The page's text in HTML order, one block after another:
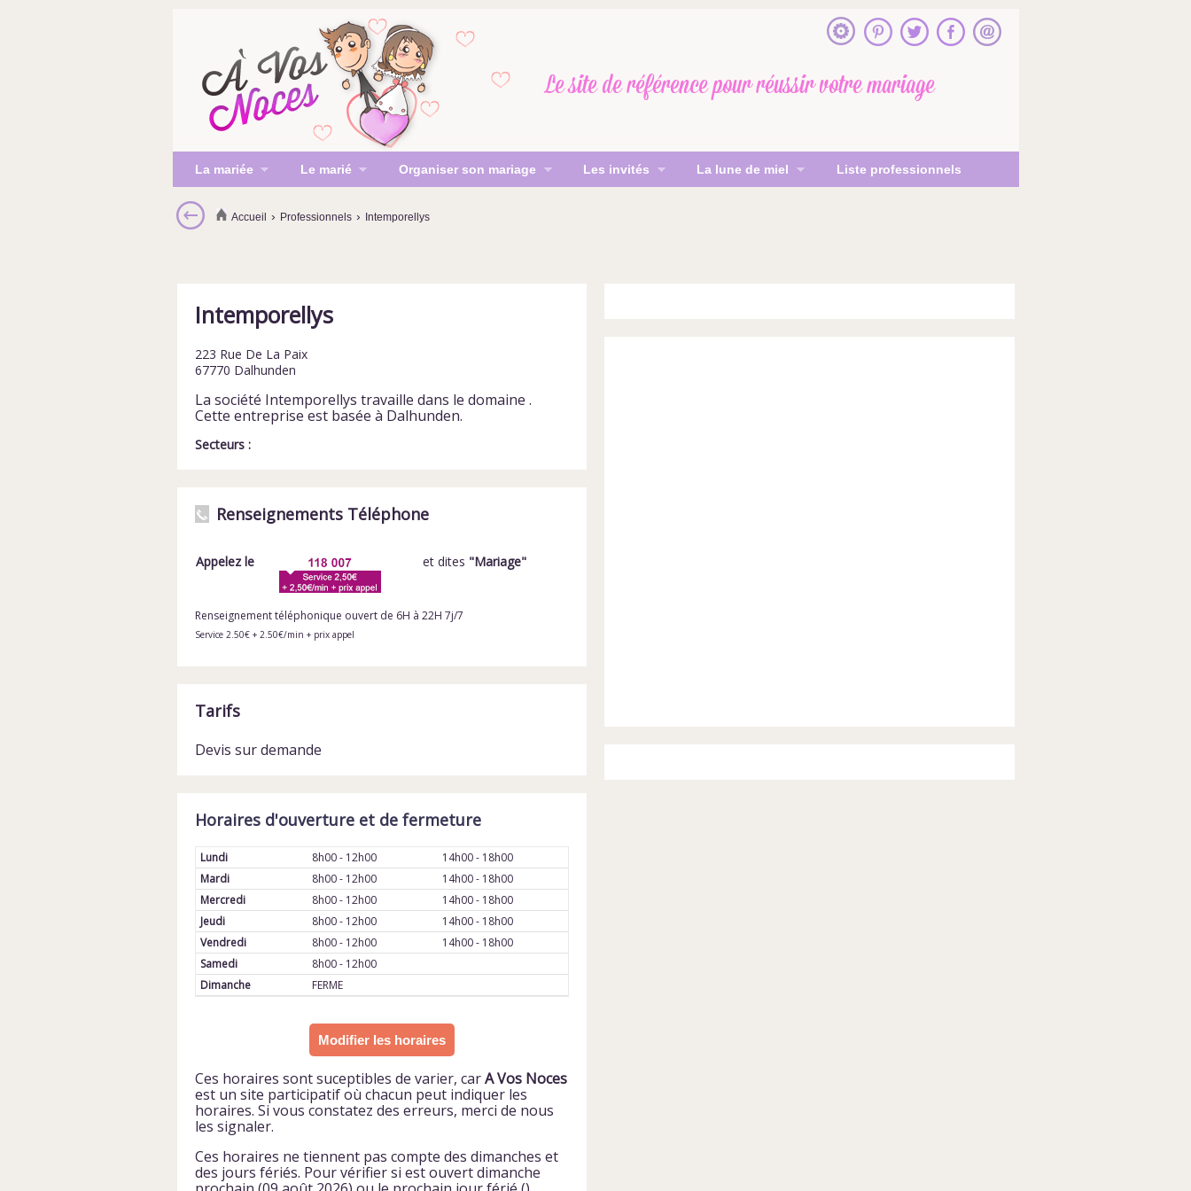
Le site de référencepour réussir votre mariage
La mariée Le marié Organiser son mariage Les invités La lune de miel Liste professionnels
Accueil › Professionnels › Intemporellys
Intemporellys
223 Rue De La Paix
67770 Dalhunden
La société Intemporellys travaille dans le domaine .
Cette entreprise est basée à Dalhunden.
Secteurs :
Renseignements Téléphone
Appelez le et dites "Mariage"
Renseignement téléphonique ouvert de 6H à 22H 7j/7
Service 2.50€ + 2.50€/min + prix appel
Tarifs
Devis sur demande
Horaires d'ouverture et de fermeture
Lundi 8h00 - 12h00
14h00 - 18h00
Mardi
8h00 - 12h00
14h00 - 18h00
Mercredi
8h00 - 12h00
14h00 - 18h00
Jeudi
8h00 - 12h00
14h00 - 18h00
Vendredi
8h00 - 12h00
14h00 - 18h00
Samedi
8h00 - 12h00
Dimanche
FERME
Modifier les horaires
Ces horaires sont suceptibles de varier, carA Vos Noces
est un site participatif où chacun peut indiquer les
horaires. Si vous constatez des erreurs, merci de nous
les signaler.
Ces horaires ne tiennent pas compte des dimanches et
des jours fériés. Pour vérifier si est ouvert dimanche